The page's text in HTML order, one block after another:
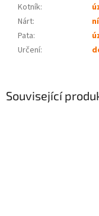
Související
Kotník:
Nárt:
Pata:
Určení: